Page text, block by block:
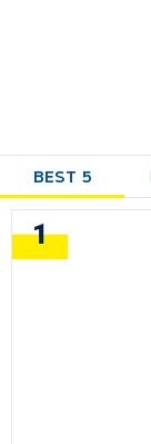
BEST 5
1